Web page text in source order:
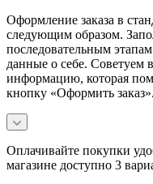
Оформление заказа в
следующим образом.
последовательным
данные о себе. Советуем
информацию, которая
кнопку «Оформить заказ».
Оплачивайте покупки
магазине доступно 3